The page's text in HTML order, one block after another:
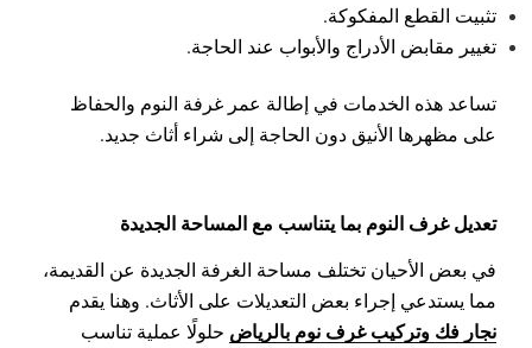
تثبيت القطع المفكوكة.
تغيير مقابض الأدراج والأبواب عند الحاجة.
تساعد هذه الخدمات في إطالة عمر غرفة النوم والحفاظ
على مظهرها الأنيق دون الحاجة إلى شراء أثاث جديد.
تعديل غرف النوم بما يتناسب مع المساحة الجديدة
في بعض الأحيان تختلف مساحة الغرفة الجديدة عن القديمة،
مما يستدعي إجراء بعض التعديلات على الأثاث. وهنا يقدم
نجار فك وتركيب غرف نوم بالرياض حلولًا عملية تناسب